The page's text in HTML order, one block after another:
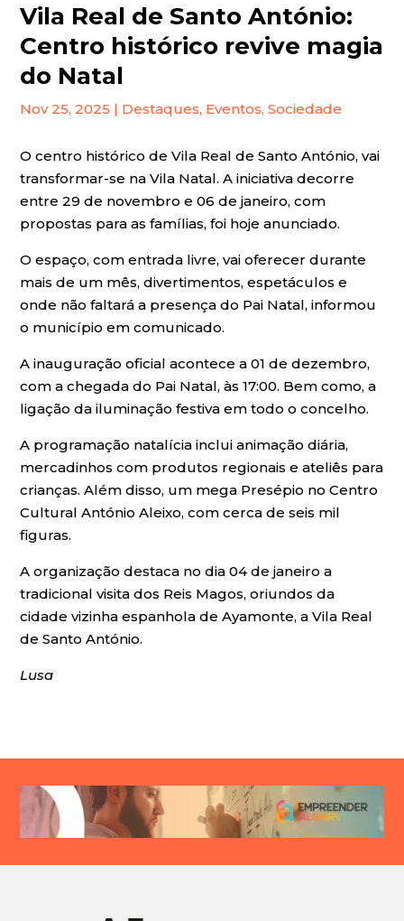
Vila Real de Santo António:
Centro histórico revive magia
do Natal
Nov 25, 2025 | Destaques, Eventos,Sociedade
O centro histórico de Vila Real de Santo António, vai
transformar-se na Vila Natal. A iniciativa decorre
entre 29 de novembro e 06 de janeiro, com
propostas para as famílias, foi hoje anunciado.
O espaço, com entrada livre, vai oferecer durante
mais de um mês, divertimentos, espetáculos e
onde não faltará a presença do Pai Natal, informou
o município em comunicado.
A inauguração oficial acontece a 01 de dezembro,
com a chegada do Pai Natal, às 17:00. Bem como, a
ligação da iluminação festiva em todo o concelho.
A programação natalícia inclui animação diária,
mercadinhos com produtos regionais e ateliês para
crianças. Além disso, um mega Presépio no Centro
Cultural António Aleixo, com cerca de seis mil
figuras.
A organização destaca no dia 04 de janeiro a
tradicional visita dos Reis Magos, oriundos da
cidade vizinha espanhola de Ayamonte, a Vila Real
de Santo António.
Lusa